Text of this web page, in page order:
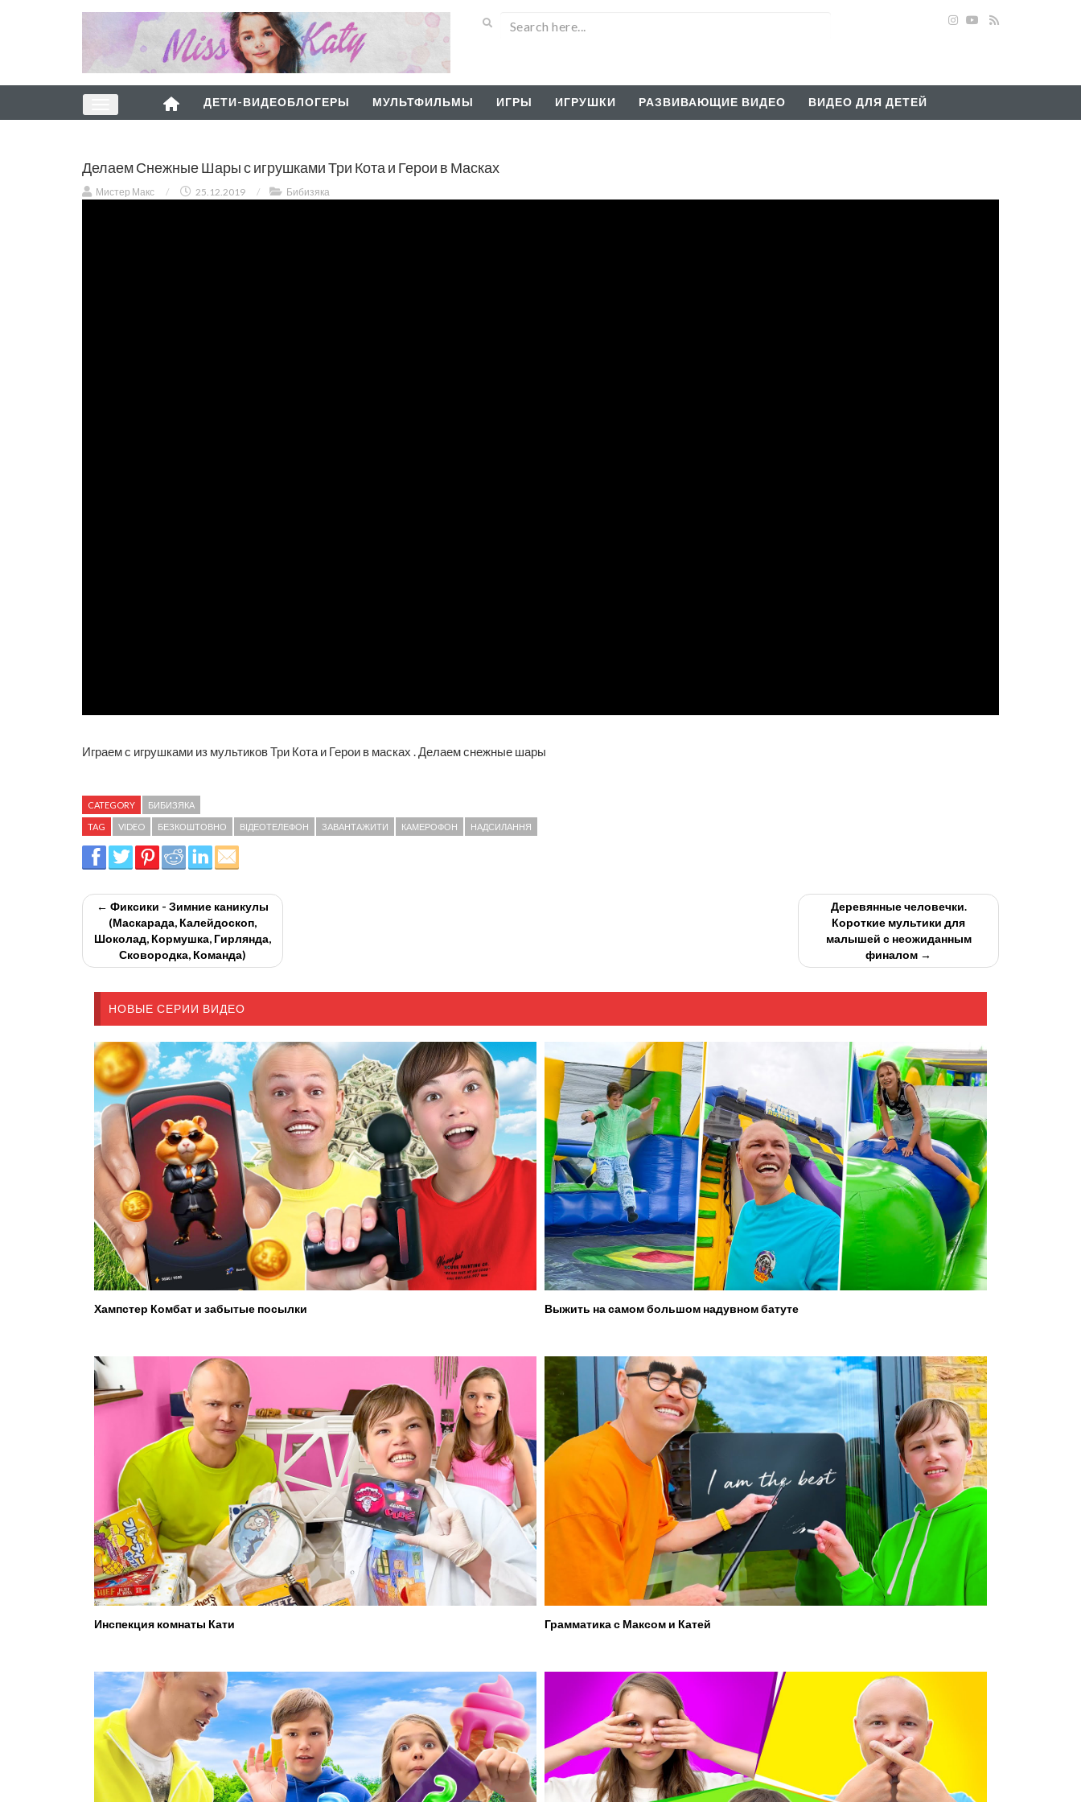
ДЕТИ-ВИДЕОБЛОГЕРЫ МУЛЬТФИЛЬМЫ ИГРЫ ИГРУШКИ РАЗВИВАЮЩИЕ ВИДЕО ВИДЕО ДЛЯ ДЕТЕЙ
Делаем Снежные Шары с игрушками Три Кота и Герои в Масках
Мистер Макс / 25.12.2019 / Бибизяка
Играем с игрушками из мультиков Три Кота и Герои в масках . Делаем снежные шары
CATEGORY БИБИЗЯКА
TAG VIDEO БЕЗКОШТОВНО ВІДЕОТЕЛЕФОН ЗАВАНТАЖИТИ КАМЕРОФОН НАДСИЛАННЯ
← Фиксики - Зимние каникулы
(Маскарада, Калейдоскоп,
Шоколад, Кормушка, Гирлянда,
Сковородка, Команда)
Деревянные человечки.
Короткие мультики для
малышей с неожиданным
финалом →
НОВЫЕ СЕРИИ ВИДЕО
Хампстер Комбат и забытые посылки Выжить на самом большом надувном батуте
Инспекция комнаты Кати Грамматика с Максом и Катей